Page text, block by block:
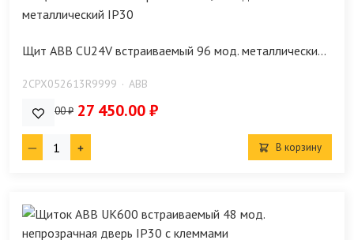
Щит ABB CU24V встраиваемый 96 мод. металлически...
2CPX052613R9999 ABB
28 600.00 ₽ 27 450.00 ₽
В корзину